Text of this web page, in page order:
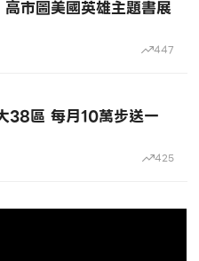
市圖美國英雄主題書展
447
38區 每月10萬步送一
425